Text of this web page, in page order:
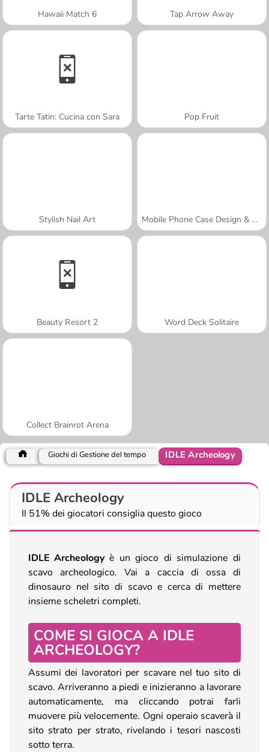
Hawaii Match 6 Tap Arrow Away
Tarte Tatin: Cucina con Sara Pop Fruit
Stylish Nail Art Mobile Phone Case Design & DIY
Beauty Resort 2 Word Deck Solitaire
Collect Brainrot Arena
Giochi di Gestione del tempo IDLE Archeology
IDLE Archeology
Il 51% dei giocatori consiglia questo gioco
IDLE Archeology è un gioco di simulazione di
scavo archeologico. Vai a caccia di ossa di
dinosauro nel sito di scavo e cerca di mettere
insieme scheletri completi.
COME SI GIOCA A IDLE
ARCHEOLOGY?
Assumi dei lavoratori per scavare nel tuo sito di
scavo. Arriveranno a piedi e inizieranno a lavorare
automaticamente, ma cliccando potrai farli
muovere più velocemente. Ogni operaio scaverà il
sito strato per strato, rivelando i tesori nascosti
sotto terra.